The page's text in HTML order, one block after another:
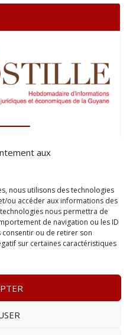
aux
nous utilisons des technologies
ou accéder aux informations des
nous permettra de
de navigation ou les ID
consentir ou de retirer son
sur certaines caractéristiques
–Zone Franche Cité Dillon